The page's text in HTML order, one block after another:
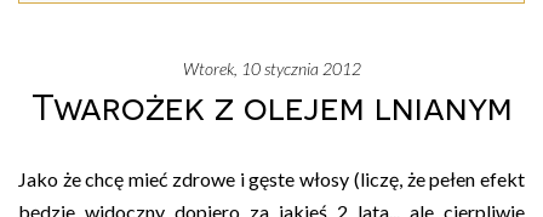
wtorek, 10 stycznia 2012
Twarożek z olejem lnianym
Jako że chcę mieć zdrowe i gęste włosy (liczę, że pełen efekt
będzie widoczny dopiero za jakieś 2 lata... ale cierpliwie